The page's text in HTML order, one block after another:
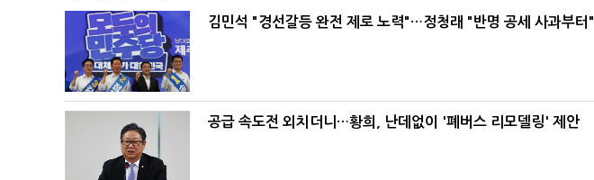
김민석 "경선갈등 완전 제로 노력"…정청래 "반명 공세 사과부터"
공급 속도전 외치더니…황희, 난데없이 '폐버스 리모델링' 제안